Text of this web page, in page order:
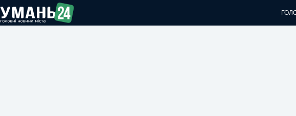
до
вмісту